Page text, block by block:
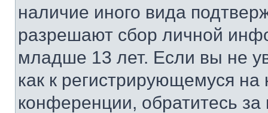
наличие иного вида
разрешают сбор личной
младше 13 лет. Если вы не
как к регистрирующемуся
конференции, обратитесь